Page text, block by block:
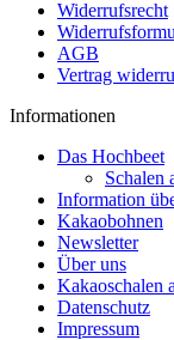
Widerrufsrecht
AGB
Vertrag
Informationen
Das Hochbeet
Schalen
Information
Kakaobohnen
Newsletter
Über uns
Kakaoschalen
Datenschutz
Impressum